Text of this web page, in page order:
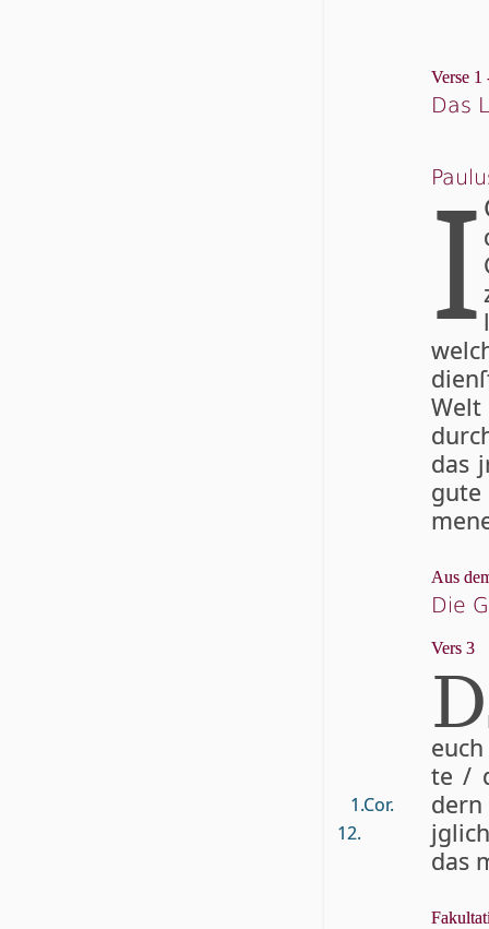
Verse 1
Das
I
das
Aus
Die
Vers 3
1.Cor.
12.
D
te /
dern
das